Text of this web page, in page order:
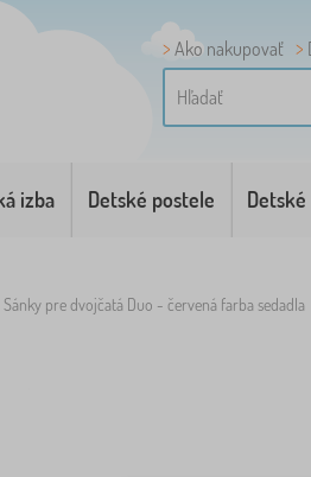
Ako nakupovať
izba Detské postele
Sánky pre dvojčatá Duo - červená farba sedadla